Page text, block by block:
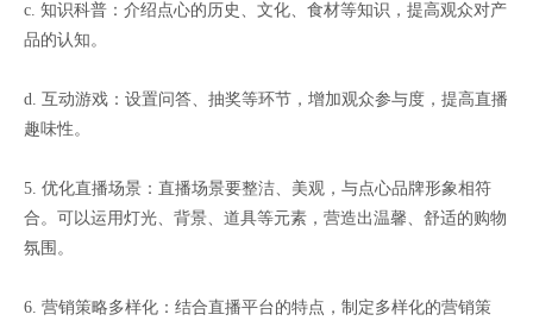
c. 知识科普：介绍点心的历史、文化、食材等知识，提高观众对产
品的认知。
d. 互动游戏：设置问答、抽奖等环节，增加观众参与度，提高直播
趣味性。
5. 优化直播场景：直播场景要整洁、美观，与点心品牌形象相符
合。可以运用灯光、背景、道具等元素，营造出温馨、舒适的购物
氛围。
6. 营销策略多样化：结合直播平台的特点，制定多样化的营销策